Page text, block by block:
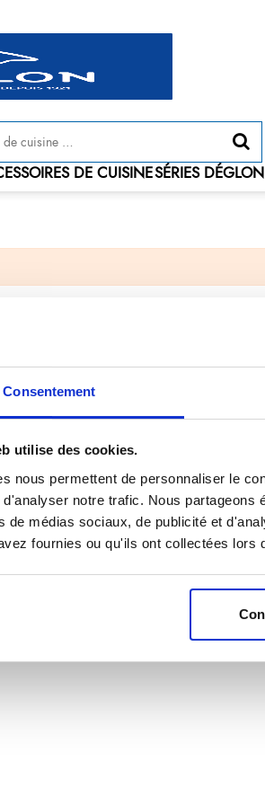
Consentement
utilise des cookies.
nous permettent de personnaliser le
notre trafic. Nous partageons
de médias sociaux, de publicité et
fournies ou qu'ils ont collectées lors
DE CUISINESÉRIES DÉGLON